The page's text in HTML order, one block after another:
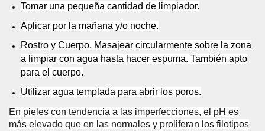
Tomar una pequeña cantidad de limpiador.
Aplicar por la mañana y/o noche.
Rostro y Cuerpo. Masajear circularmente sobre la zona
a limpiar con agua hasta hacer espuma. También apto
para el cuerpo.
Utilizar agua templada para abrir los poros.
En pieles con tendencia a las imperfecciones, el pH es
más elevado que en las normales y proliferan los filotipos